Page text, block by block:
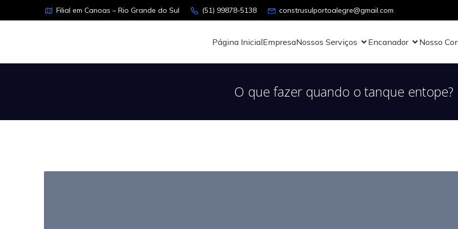
Filial em Canoas – Rio Grande do Sul (51) 99878-5138 construsulportoalegre@gmail.com
Página InicialEmpresaNossos Serviços Encanador Nosso
O que fazer quando o tanque entope?